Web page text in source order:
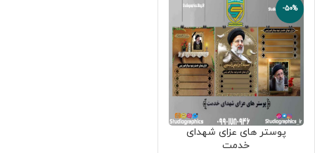
-50%
پوستر های عزای شهدای
خدمت